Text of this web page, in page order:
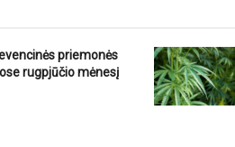
priemonės
rugpjūčio mėnesį